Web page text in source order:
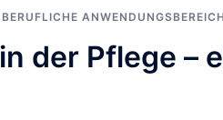
BERUFLICHE
der Pflege –